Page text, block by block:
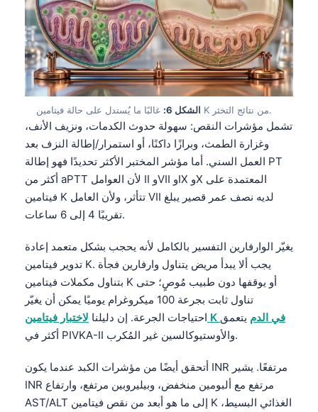
الشكل 6: غالبًا ما يُستدل على حالة فيتامين K من نتائج التخثر.
تشمل مؤشرات النقص: سهولة حدوث الكدمات، ونزيف الأنف،
وغزارة الطمث، وبرازًا داكنًا، أو استمرار/إطالة النزف بعد
العمل السني. أما مؤشر المختبر الأكثر تحديدًا فهو إطالة PT
أكثر من aPTT لأن العوامل II وVII وIX وX المعتمدة على
فيتامين K تتأثر، ولأن العامل VII لديه نصف عمر قصير يبلغ
تقريبًا 4 إلى 6 ساعات.
يغيّر الوارفارين التفسير بالكامل لأنه يحجب بشكل متعمد إعادة
تدوير فيتامين K. يجب ألا يبدأ مريض يتناول وارفارين فجأة
بتناول مكملات فيتامين K أو يوقفها دون طبيب مُوصٍ؛ حتى
تناول ثابت بجرعة 100 ميكروغرام يوميًا يمكن أن يغيّر
احتياجات الجرعة. إن دليلنا
لاختبار فيتامين K في الدم يتعمق
أكثر في PIVKA-II والأوستيوكالسين غير المُكرب.
أتحقق أيضًا من مؤشرات الكبد عندما يكون INR مرتفعًا. يشير
INR مرتفع مع ألبومين منخفض، وبيليروبين مرتفع، وارتفاع
AST/ALT إلى ما هو أبعد من نقص فيتامين K الغذائي البسيط،Suomi
Hrvatski
كوردی‎
پښتو
سنڌي
සිංහල
Galego
Latviešu valoda
Македонски јазик
Euskara
Gàidhlig
العربية المغربية
Afrikaans
Монгол
ພາສາລາວ